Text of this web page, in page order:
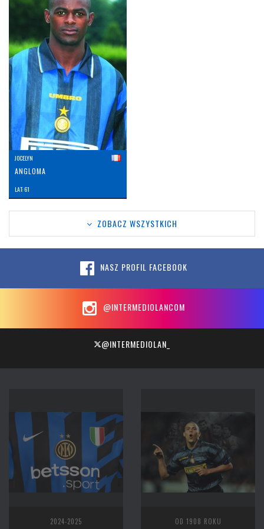
JOCELYN
ANGLOMA
LAT: 61
ZOBACZ WSZYSTKICH
NASZ PROFIL FACEBOOK
@INTERMEDIOLANCOM
@INTERMEDIOLAN_
2024-2025 OD 1908 ROKU